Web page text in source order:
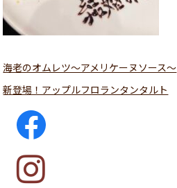
海老のオムレツ〜アメリケーヌソース〜
新登場！アップルフロランタンタルト